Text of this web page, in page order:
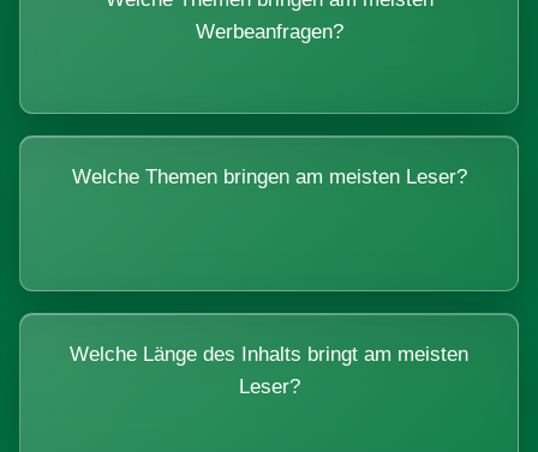
Werbeanfragen?
Welche Themen bringen am meisten Leser?
Welche Länge des Inhalts bringt am meisten
Leser?